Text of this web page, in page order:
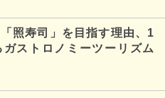
照寿司」を目指す理由、1
ストロノミーツーリズム